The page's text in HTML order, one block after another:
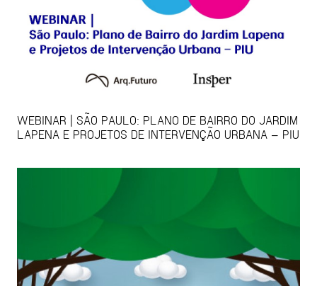
WEBINAR | SÃO PAULO: PLANO DE BAIRRO DO JARDIM
LAPENA E PROJETOS DE INTERVENÇÃO URBANA – PIU